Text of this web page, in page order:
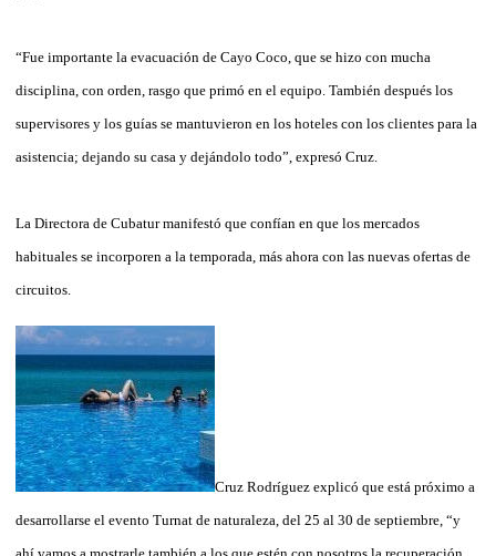
“Fue importante la evacuación de Cayo Coco, que se hizo con mucha
disciplina, con orden, rasgo que primó en el equipo. También después los
supervisores y los guías se mantuvieron en los hoteles con los clientes para la
asistencia; dejando su casa y dejándolo todo”, expresó Cruz.
La Directora de Cubatur manifestó que confían en que los mercados
habituales se incorporen a la temporada, más ahora con las nuevas ofertas de
circuitos.
Cruz Rodríguez explicó que está próximo a
desarrollarse el evento Turnat de naturaleza, del 25 al 30 de septiembre, “y